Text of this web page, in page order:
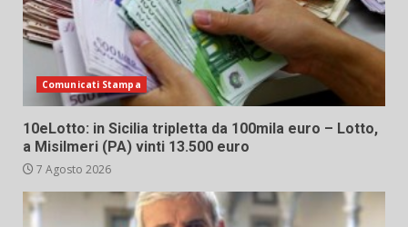
Comunicati Stampa
10eLotto: in Sicilia tripletta da 100mila euro – Lotto,
a Misilmeri (PA) vinti 13.500 euro
7 Agosto 2026